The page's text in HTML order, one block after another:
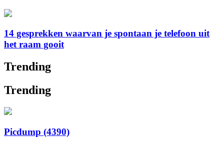
14 gesprekken waarvan je spontaan je telefoon uit
het raam gooit
Trending
Trending
Picdump (4390)